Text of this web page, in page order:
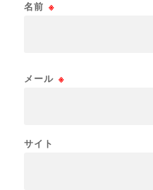
名前 ※
メール ※
サイト